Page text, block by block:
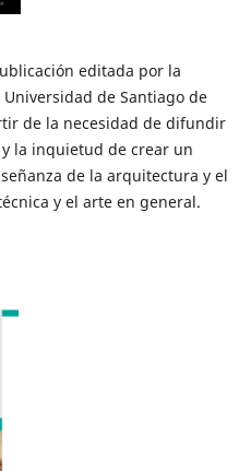
editada por la
de Santiago de
de la necesidad de difundir
la inquietud de crear un
de la arquitectura y el
y el arte en general.